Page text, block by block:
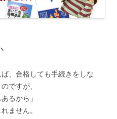
ッ
プ
、合格しても手続きをしな
ですが、
るから」
ません。